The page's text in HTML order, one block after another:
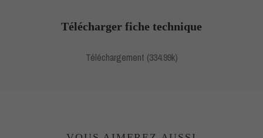
Télécharger fiche technique
Téléchargement (334.99k)